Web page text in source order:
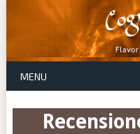
MENU